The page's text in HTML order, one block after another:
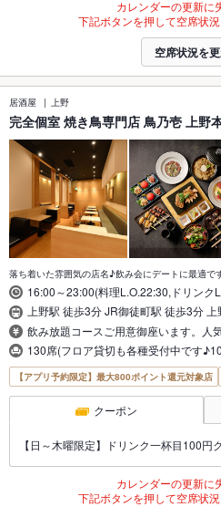
カレンダーの更新に
下記ボタンを押して空席状況
空席状況を
居酒屋 上野
完全個室 焼き鳥専門店 鳥乃壱 上野
落ち着いた雰囲気の店名♪飲み会にデートに最適で
16:00～23:00(料理L.O.22:30,ドリンク
上野駅 徒歩3分 JR御徒町駅 徒歩3分
飲み放題コースご用意御座います。人
130席(フロア貸切も各種受付中です
【アプリ予約限定】最大800ポイント還元対象店
クーポン
【日～木曜限定】ドリンク一杯目100
カレンダーの更新に
下記ボタンを押して空席状況